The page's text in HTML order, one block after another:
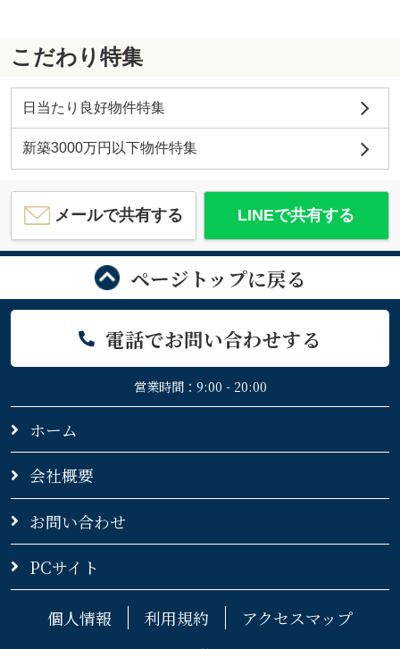
こだわり特集
日当たり良好物件特集
新築3000万円以下物件特集
メールで共有する LINEで共有する
ページトップに戻る
電話でお問い合わせする
営業時間：9:00 - 20:00
ホーム
会社概要
お問い合わせ
PCサイト
個人情報 利用規約 アクセスマップ